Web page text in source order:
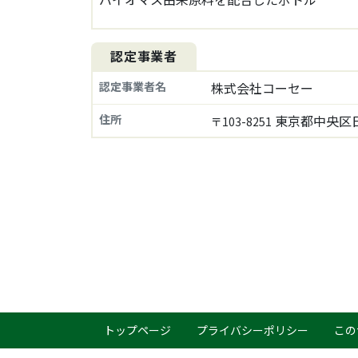
認定事業者
認定事業者名 株式会社コーセー
住所 〒103-8251 東京都中央区
トップページ プライバシーポリシー こ